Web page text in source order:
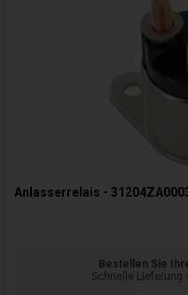
Anlasserrelais -
Bestellen Sie
Schnelle Lieferung